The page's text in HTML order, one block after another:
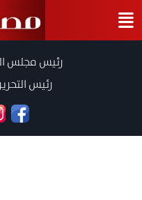
رئيس مجلس
رئيس